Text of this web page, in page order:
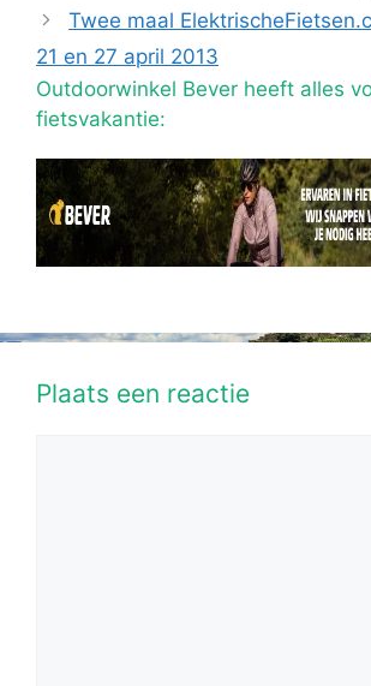
Twee maal
21 en 27 april 2013
Outdoorwinkel Bever heeft alles
fietsvakantie:
Plaats een reactie